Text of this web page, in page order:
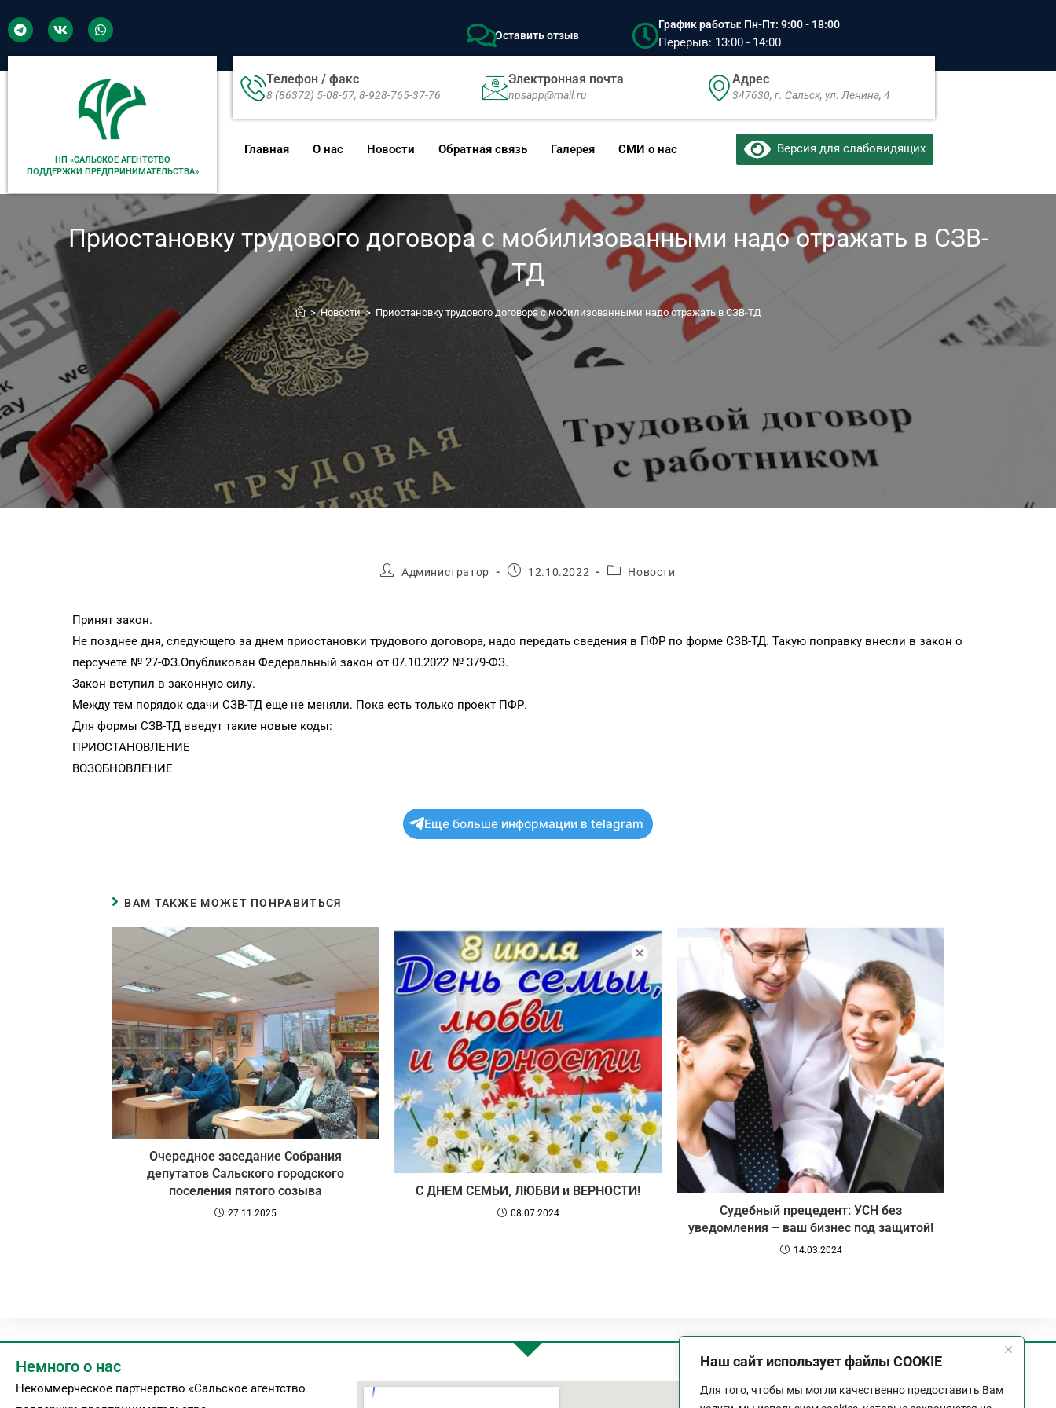
Наш сайт использует файлы COOKIE
Для того, чтобы мы могли качественно предоставить Вам
Оставить отзыв
График работы: Пн-Пт: 9:00 - 18:00
Перерыв: 13:00 - 14:00
НП «САЛЬСКОЕ АГЕНТСТВО
ПОДДЕРЖКИ ПРЕДПРИНИМАТЕЛЬСТВА»
Телефон / факс
8 (86372) 5-08-57, 8-928-765-37-76
Электронная почта
npsapp@mail.ru
Адрес
347630, г. Сальск, ул. Ленина, 4​
Главная О нас Новости Обратная связь Галерея СМИ о нас Версия для слабовидящих
Приостановку трудового договора с мобилизованными надо отражать в СЗВ-
ТД
> Новости > Приостановку трудового договора с мобилизованными надо отражать в СЗВ-ТД
Администратор 12.10.2022 Новости
Принят закон.
Не позднее дня, следующего за днем приостановки трудового договора, надо передать сведения в ПФР по форме СЗВ-ТД. Такую поправку внесли в закон о
персучете № 27-ФЗ.Опубликован Федеральный закон от 07.10.2022 № 379-ФЗ.
Закон вступил в законную силу.
Между тем порядок сдачи СЗВ-ТД еще не меняли. Пока есть только проект ПФР.
Для формы СЗВ-ТД введут такие новые коды:
ПРИОСТАНОВЛЕНИЕ
ВОЗОБНОВЛЕНИЕ
Еще больше информации в telagram
ВАМ ТАКЖЕ МОЖЕТ ПОНРАВИТЬСЯ
Очередное заседание Собрания
депутатов Сальского городского
поселения пятого созыва
27.11.2025
С ДНЕМ СЕМЬИ, ЛЮБВИ и ВЕРНОСТИ!
08.07.2024
Судебный прецедент: УСН без
уведомления – ваш бизнес под защитой!
14.03.2024
Немного о нас
Некоммерческое партнерство «Сальское агентство
График работы
9:00 - 18:00